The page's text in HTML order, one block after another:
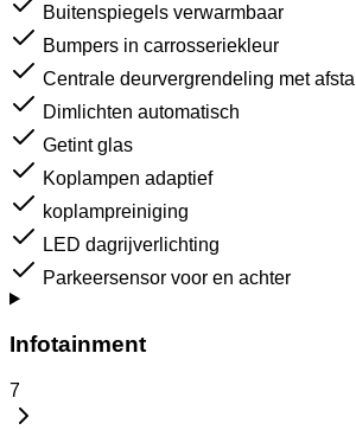
Buitenspiegels verwarmbaar
Bumpers in carrosseriekleur
Centrale deurvergrendeling met
Dimlichten automatisch
Getint glas
Koplampen adaptief
koplampreiniging
LED dagrijverlichting
Parkeersensor voor en achter
Infotainment
7